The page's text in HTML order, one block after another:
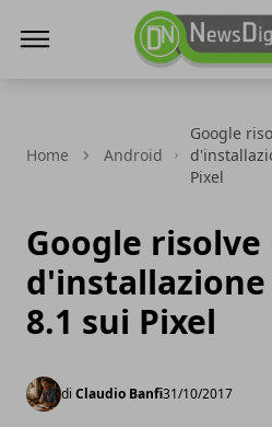
Home Android
Google
Pixel
Google
8.1 sui Pixel
di Claudio Banfi31/10/2017